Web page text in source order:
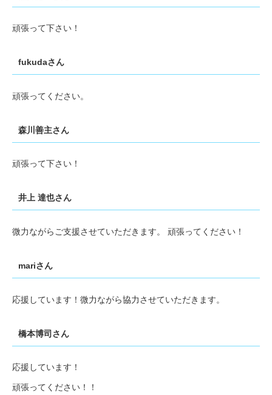
頑張って下さい！
fukudaさん
頑張ってください。
森川善主さん
頑張って下さい！
井上 達也さん
微力ながらご支援させていただきます。 頑張ってください！
mariさん
応援しています！微力ながら協力させていただきます。
橋本博司さん
応援しています！
頑張ってください！！